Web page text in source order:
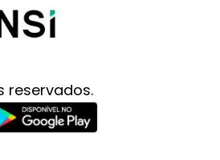
reservados.